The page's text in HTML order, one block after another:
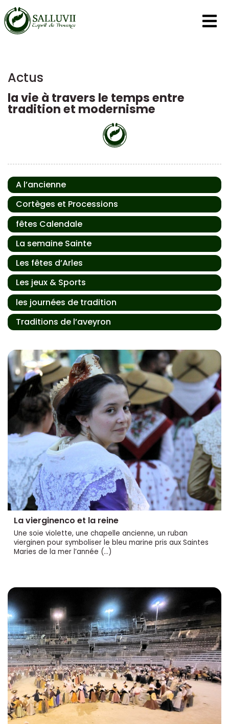
Panneau de gestion des cookies
Actus
la vie à travers le temps entre
tradition et modernisme
A l’ancienne
Cortèges et Processions
fêtes Calendale
La semaine Sainte
Les fêtes d’Arles
Les jeux & Sports
les journées de tradition
Traditions de l’aveyron
La vierginenco et la reine
Une soie violette, une chapelle ancienne, un ruban
vierginen pour symboliser le bleu marine pris aux Saintes
Maries de la mer l’année (…)